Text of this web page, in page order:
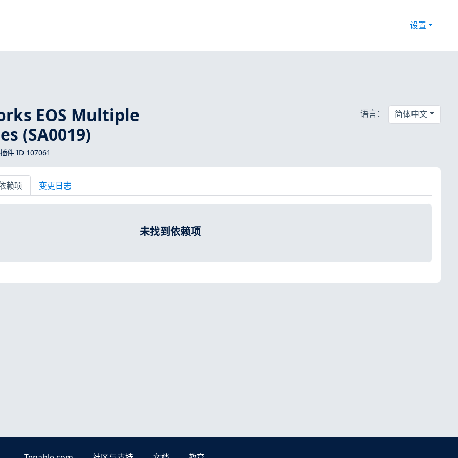
设置
EOS Multiple
(SA0019)
件 ID 107061
语言： 简体中文
赖项 变更日志
未找到依赖项